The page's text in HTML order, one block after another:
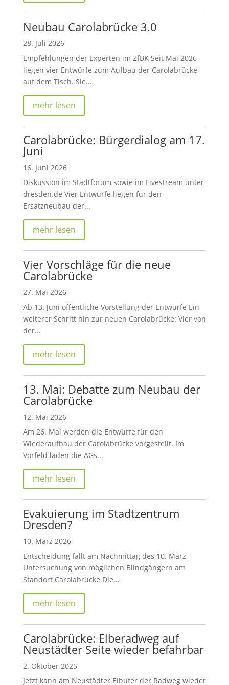
Neubau Carolabrücke 3.0
28. Juli 2026
Empfehlungen der Experten im ZfBK Seit Mai 2026
liegen vier Entwürfe zum Aufbau der Carolabrücke
auf dem Tisch. Sie...
mehr lesen
Carolabrücke: Bürgerdialog am 17.
Juni
16. Juni 2026
Diskussion im Stadtforum sowie im Livestream unter
dresden.de Vier Entwürfe liegen für den
Ersatzneubau der...
mehr lesen
Vier Vorschläge für die neue
Carolabrücke
27. Mai 2026
Ab 13. Juni öffentliche Vorstellung der Entwürfe Ein
weiterer Schritt hin zur neuen Carolabrücke: Vier von
der...
mehr lesen
13. Mai: Debatte zum Neubau der
Carolabrücke
12. Mai 2026
Am 26. Mai werden die Entwürfe für den
Wiederaufbau der Carolabrücke vorgestellt. Im
Vorfeld laden die AGs...
mehr lesen
Evakuierung im Stadtzentrum
Dresden?
10. März 2026
Entscheidung fällt am Nachmittag des 10. März –
Untersuchung von möglichen Blindgängern am
Standort Carolabrücke Die...
mehr lesen
Carolabrücke: Elberadweg auf
Neustädter Seite wieder befahrbar
2. Oktober 2025
Jetzt kann am Neustädter Elbufer der Radweg wieder